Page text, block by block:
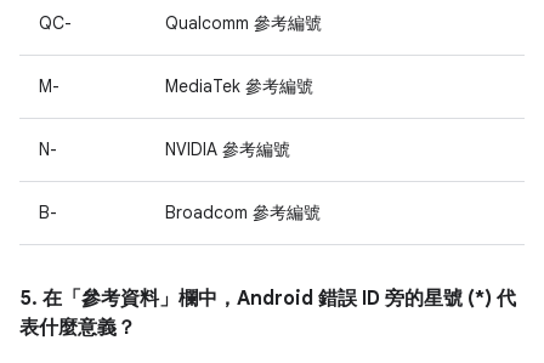
QC- Qualcomm 參考編號
M- MediaTek 參考編號
N- NVIDIA 參考編號
B- Broadcom 參考編號
5. 在「參考資料」 欄中，Android 錯誤 ID 旁的星號 (*) 代
表什麼意義？